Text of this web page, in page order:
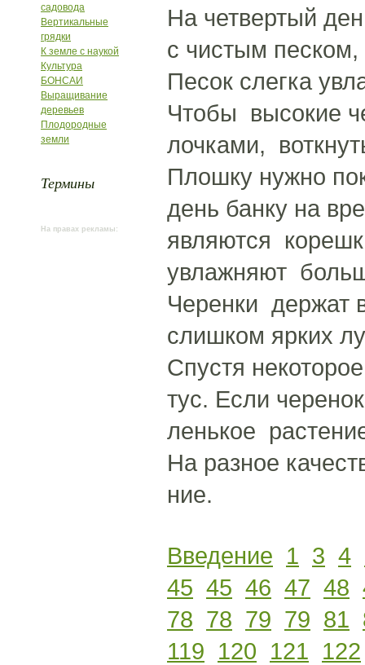
садовода
Вертикальные
грядки
К земле с наукой
Культура
БОНСАИ
Выращивание
деревьев
Плодородные
земли
Термины
На правах рекламы:
На четвертый
с чистым
Песок слегка
Чтобы высокие
лочками,
Плошку нужно
день банку на
являются
увлажняют
Черенки держат
слишком ярких
Спустя
тус. Если
ленькое
На разное
ние.
Введение 1 3 4
45 45 46 47 48
78 78 79 79 81
119 120 121 122